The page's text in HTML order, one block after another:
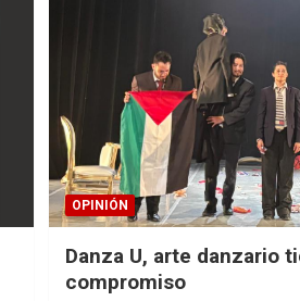
OPINIÓN
Danza U, arte danzario
compromiso